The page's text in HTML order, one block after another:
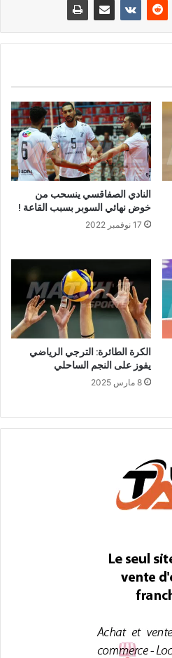
النادي الصفاقسي ينسحب من
خوض نهائي السوبر بسبب القاعة !
17 نوفمبر 2022
الكرة الطائرة: الترجي الرياضي
يفوز على النجم الساحلي
8 مارس 2025